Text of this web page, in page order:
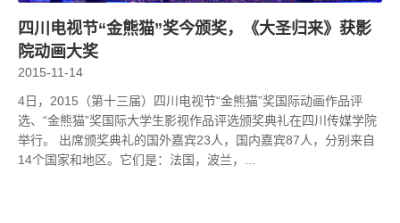
四川电视节“金熊猫”奖今颁奖，《大圣归来》获影
院动画大奖
2015-11-14
4日，2015（第十三届）四川电视节“金熊猫”奖国际动画作品评
选、“金熊猫”奖国际大学生影视作品评选颁奖典礼在四川传媒学院
举行。 出席颁奖典礼的国外嘉宾23人，国内嘉宾87人，分别来自
14个国家和地区。它们是：法国，波兰，...